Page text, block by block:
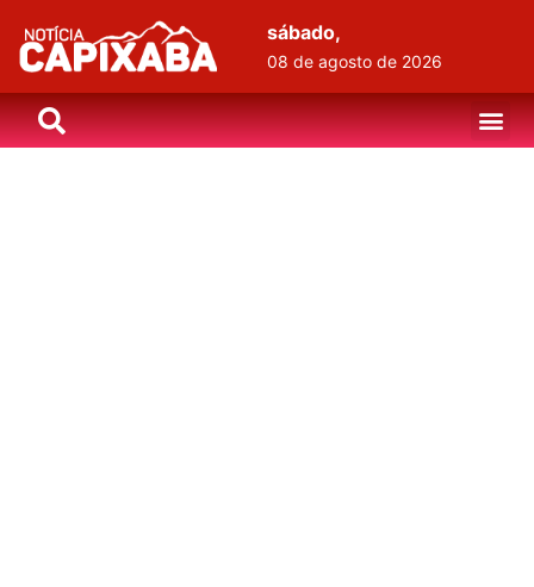
sábado,
08 de agosto de 2026